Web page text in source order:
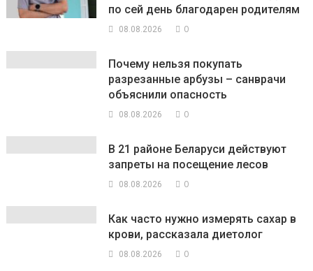
по сей день благодарен родителям
08.08.2026 0
Почему нельзя покупать
разрезанные арбузы – санврачи
объяснили опасность
08.08.2026 0
В 21 районе Беларуси действуют
запреты на посещение лесов
08.08.2026 0
Как часто нужно измерять сахар в
крови, рассказала диетолог
08.08.2026 0